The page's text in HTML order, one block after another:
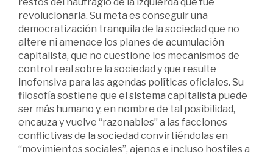
revolucionaria. Su meta es conseguir una
democratización tranquila de la sociedad que no
altere ni amenace los planes de acumulación
capitalista, que no cuestione los mecanismos de
control real sobre la sociedad y que resulte
inofensiva para las agendas políticas oficiales. Su
filosofía sostiene que el sistema capitalista puede
ser más humano y, en nombre de tal posibilidad,
encauza y vuelve “razonables” a las facciones
conflictivas de la sociedad convirtiéndolas en
“movimientos sociales”, ajenos e incluso hostiles a